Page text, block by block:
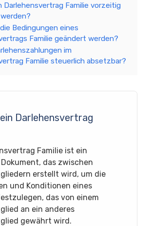
Darlehensvertrag Familie vorzeitig
Bedingungen eines
Familie geändert werden?
im
Familie steuerlich absetzbar?
Darlehensvertrag
Familie ist ein
das zwischen
erstellt wird, um die
und Konditionen eines
das von einem
an ein anderes
gewährt wird.